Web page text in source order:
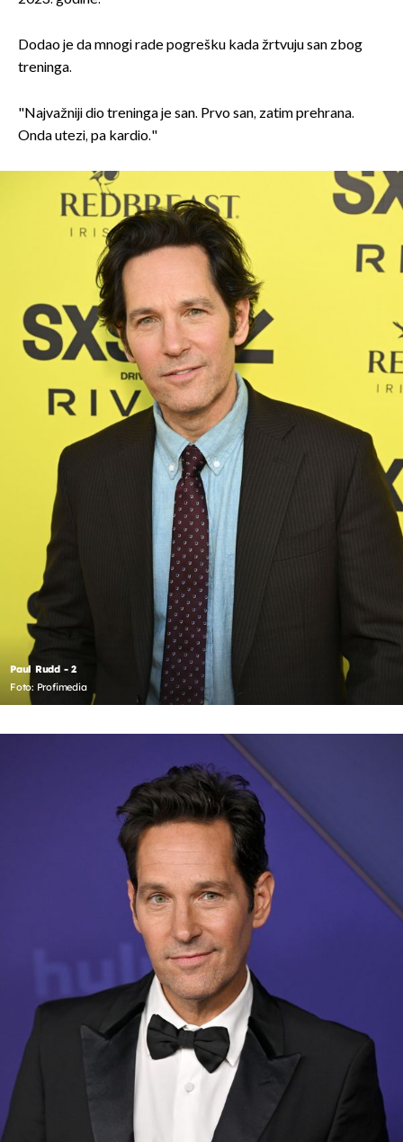
Dodao je da mnogi rade pogrešku kada žrtvuju san zbog
treninga.
"Najvažniji dio treninga je san. Prvo san, zatim prehrana.
Onda utezi, pa kardio."
Paul Rudd - 2
Foto: Profimedia